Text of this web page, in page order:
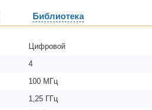
Библиотека
Цифровой
4
100 МГц
1,25 ГГц